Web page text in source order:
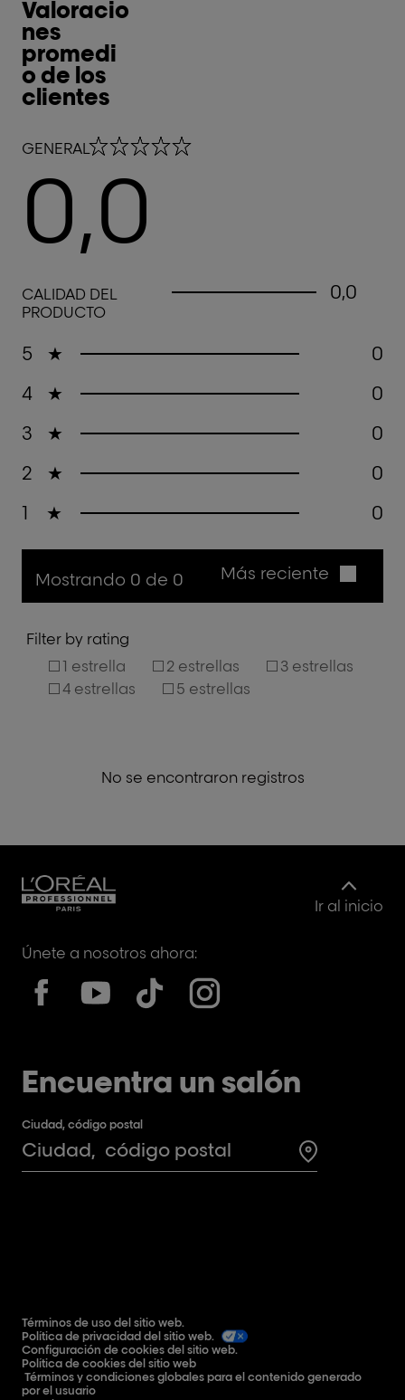
5 ★
0
4
★
0
3
★
0
2
★
0
1
★ 0
Valoracio
nes
promedi
o de los
clientes
GENERAL
0,0 out of 5 stars
0,0
CALIDAD DEL
PRODUCTO
0,0
Mostrando 0 de 0 Más reciente
Filter by rating
1 estrella
2 estrellas
3 estrellas
4 estrellas
5 estrellas
No se encontraron registros
Ir al inicio
Únete a nosotros ahora:
Encuentra un salón
Ciudad, código postal
Search for a
Términos de uso del sitio web.
Política de privacidad del sitio web.
Configuración de cookies del sitio web.
Política de cookies del sitio web
Términos y condiciones globales para el contenido generado
por el usuario